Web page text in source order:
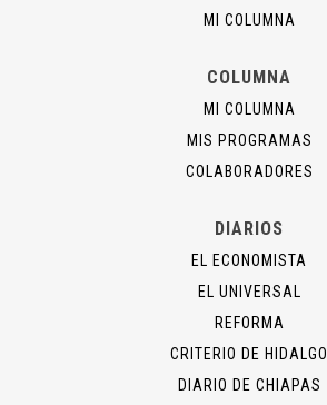
MI COLUMNA
COLUMNA
MI COLUMNA
MIS PROGRAMAS
COLABORADORES
DIARIOS
EL ECONOMISTA
EL UNIVERSAL
REFORMA
CRITERIO DE HIDALGO
DIARIO DE CHIAPAS